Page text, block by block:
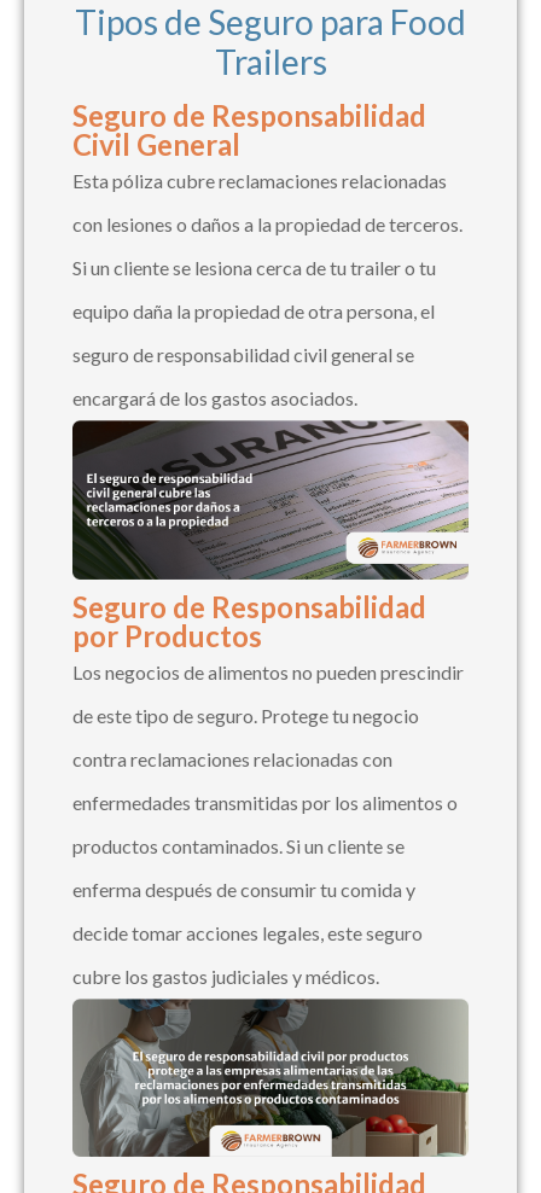
Tipos de Seguro para Food
Trailers
Seguro de Responsabilidad
Civil General
Esta póliza cubre reclamaciones relacionadas
con lesiones o daños a la propiedad de terceros.
Si un cliente se lesiona cerca de tu trailer o tu
equipo daña la propiedad de otra persona, el
seguro de responsabilidad civil general se
encargará de los gastos asociados.
Seguro de Responsabilidad
por Productos
Los negocios de alimentos no pueden prescindir
de este tipo de seguro. Protege tu negocio
contra reclamaciones relacionadas con
enfermedades transmitidas por los alimentos o
productos contaminados. Si un cliente se
enferma después de consumir tu comida y
decide tomar acciones legales, este seguro
cubre los gastos judiciales y médicos.
Seguro de Responsabilidad